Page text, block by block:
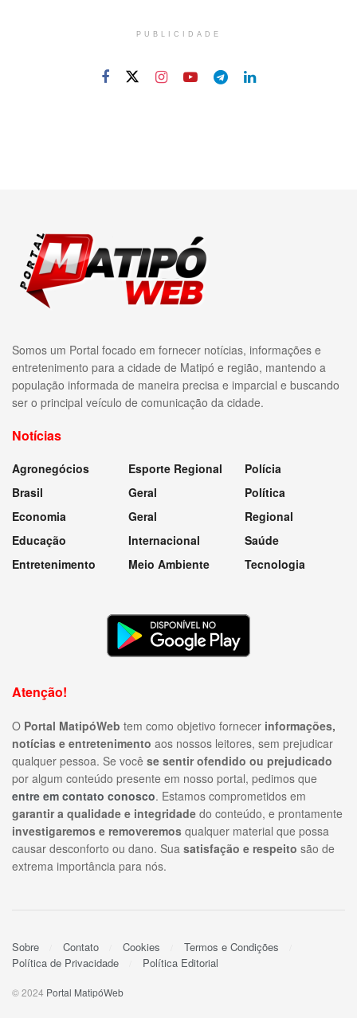
PUBLICIDADE
Somos um Portal focado em fornecer notícias, informações e
entretenimento para a cidade de Matipó e região, mantendo a
população informada de maneira precisa e imparcial e buscando
ser o principal veículo de comunicação da cidade.
Notícias
Agronegócios
Brasil
Economia
Educação
Entretenimento
Esporte Regional
Geral
Geral
Internacional
Meio Ambiente
Polícia
Política
Regional
Saúde
Tecnologia
Atenção!
O Portal MatipóWeb tem como objetivo fornecer informações,
notícias e entretenimento aos nossos leitores, sem prejudicar
qualquer pessoa. Se você se sentir ofendido ou prejudicado
por algum conteúdo presente em nosso portal, pedimos que
entre em contato conosco. Estamos comprometidos em
garantir a qualidade e integridade do conteúdo, e prontamente
investigaremos e removeremos qualquer material que possa
causar desconforto ou dano. Sua satisfação e respeito são de
extrema importância para nós.
Sobre Contato Cookies
Termos e Condições
Política de Privacidade
Política Editorial
© 2024 Portal MatipóWeb